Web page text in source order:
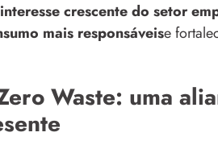
interesse crescente do setor
mais responsáveise
Waste: uma